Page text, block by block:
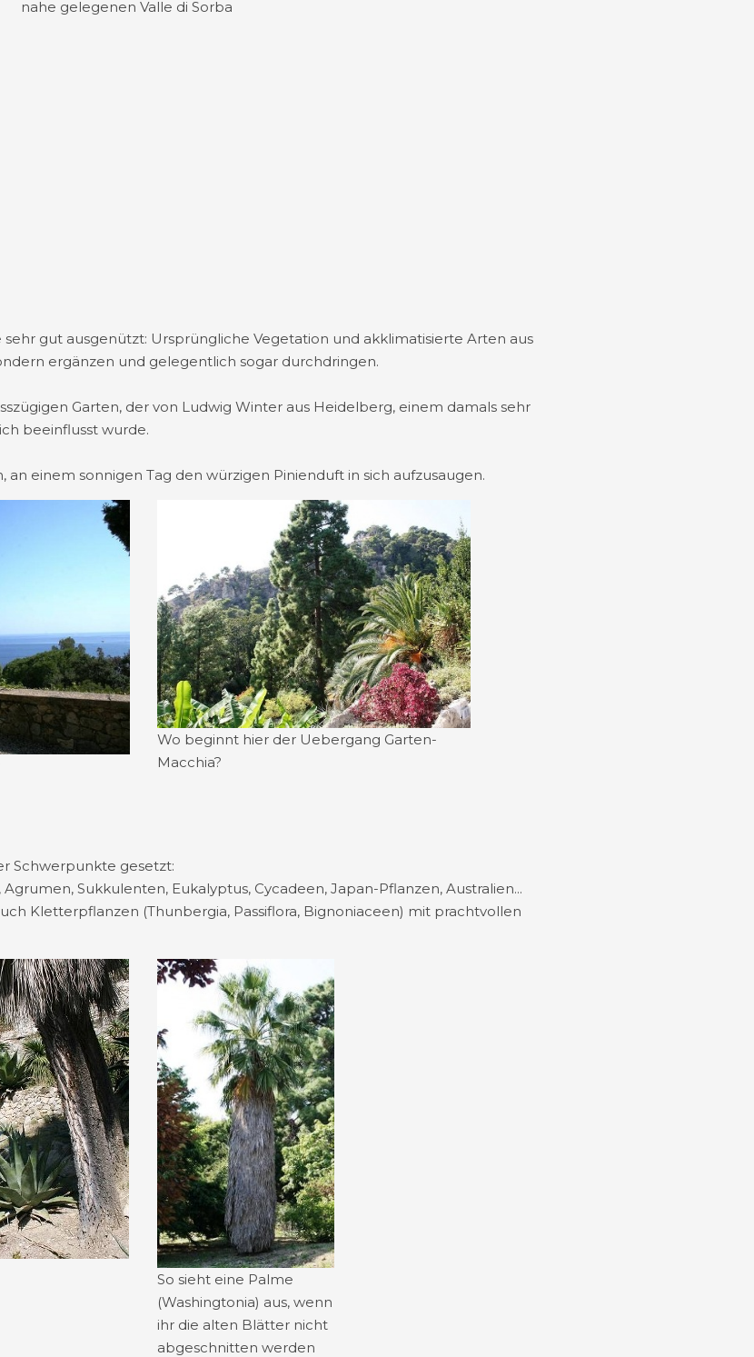
nahe gelegenen Valle di Sorba
gut ausgenützt: Ursprüngliche Vegetation und akklimatisierte Arten aus
ergänzen und gelegentlich sogar durchdringen.
Garten, der von Ludwig Winter aus Heidelberg, einem damals sehr
beeinflusst wurde.
an einem sonnigen Tag den würzigen Pinienduft in sich aufzusaugen.
Wo beginnt hier der Uebergang Garten-
Macchia?
Schwerpunkte gesetzt:
Sukkulenten, Eukalyptus, Cycadeen, Japan-Pflanzen, Australien...
Kletterpflanzen (Thunbergia, Passiflora, Bignoniaceen) mit prachtvollen
So sieht eine Palme
(Washingtonia) aus, wenn
ihr die alten Blätter nicht
abgeschnitten werden